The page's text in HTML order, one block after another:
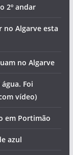
2º andar
no Algarve esta
no Algarve
Foi
vídeo)
em Portimão
azul